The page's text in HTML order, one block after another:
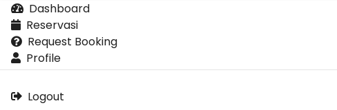
Dashboard
Reservasi
Request Booking
Profile
Logout